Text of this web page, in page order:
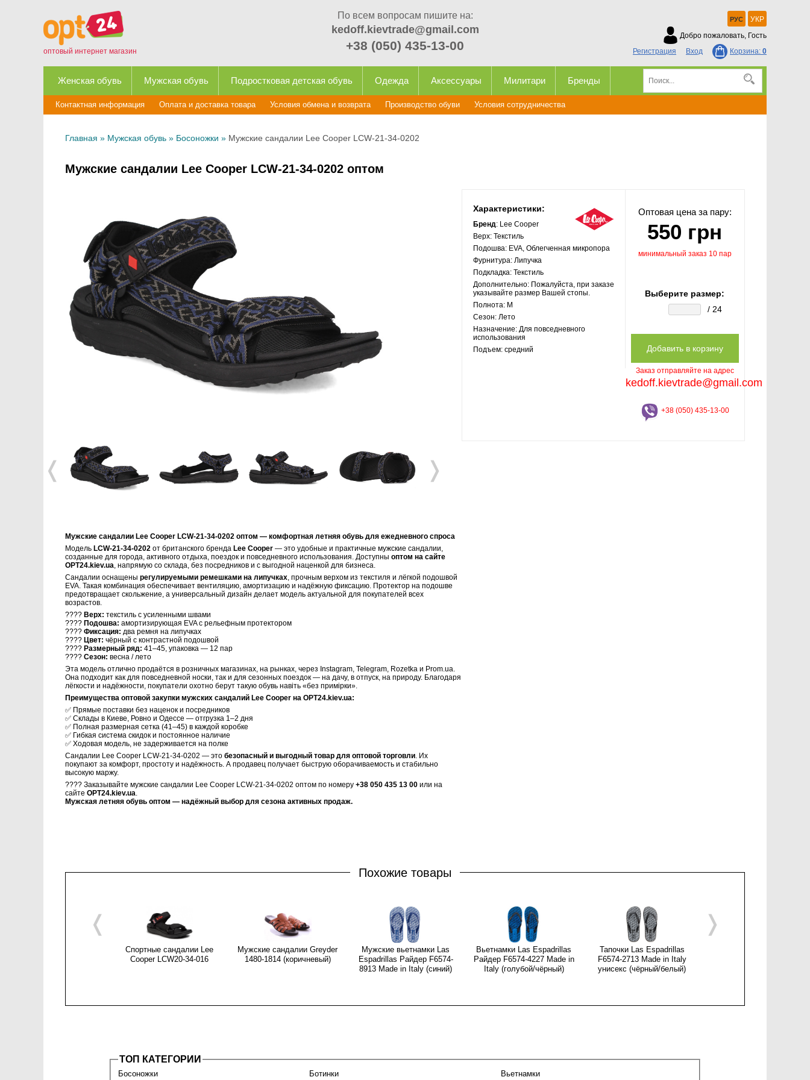
оптовый интернет магазин
По всем вопросам пишите на:
kedoff.kievtrade@gmail.com
+38 (050) 435-13-00
РУС
УКР
Добро пожаловать, Гость
Регистрация
Вход Корзина: 0
Женская обувь Мужская обувь Подростковая детская обувь Одежда Аксессуары Милитари Бренды
Контактная информация Оплата и доставка товара Условия обмена и возврата Производство обуви Условия сотрудничества
Главная » Мужская обувь » Босоножки » Мужские сандалии Lee Cooper LCW-21-34-0202
Мужские сандалии Lee Cooper LCW-21-34-0202 оптом
❬ ❭
Мужские сандалии Lee Cooper LCW-21-34-0202 оптом — комфортная летняя обувь для ежедневного спроса
Модель LCW-21-34-0202 от британского бренда Lee Cooper — это удобные и практичные мужские сандалии,
созданные для города, активного отдыха, поездок и повседневного использования. Доступны оптом на сайте
OPT24.kiev.ua , напрямую со склада, без посредников и с выгодной наценкой для бизнеса.
Сандалии оснащены регулируемыми ремешками на липучках , прочным верхом из текстиля и лёгкой подошвой
EVA. Такая комбинация обеспечивает вентиляцию, амортизацию и надёжную фиксацию. Протектор на подошве
предотвращает скольжение, а универсальный дизайн делает модель актуальной для покупателей всех
возрастов.
???? Верх: текстиль с усиленными швами
???? Подошва: амортизирующая EVA с рельефным протектором
???? Фиксация: два ремня на липучках
???? Цвет: чёрный с контрастной подошвой
???? Размерный ряд: 41–45, упаковка — 12 пар
???? Сезон: весна / лето
Эта модель отлично продаётся в розничных магазинах, на рынках, через Instagram, Telegram, Rozetka и Prom.ua.
Она подходит как для повседневной носки, так и для сезонных поездок — на дачу, в отпуск, на природу. Благодаря
лёгкости и надёжности, покупатели охотно берут такую обувь навіть «без примірки».
Преимущества оптовой закупки мужских сандалий Lee Cooper на OPT24.kiev.ua:
✅ Прямые поставки без наценок и посредников
✅ Склады в Киеве, Ровно и Одессе — отгрузка 1–2 дня
✅ Полная размерная сетка (41–45) в каждой коробке
✅ Гибкая система скидок и постоянное наличие
✅ Ходовая модель, не задерживается на полке
Сандалии Lee Cooper LCW-21-34-0202 — это безопасный и выгодный товар для оптовой торговли . Их
покупают за комфорт, простоту и надёжность. А продавец получает быструю оборачиваемость и стабильно
высокую маржу.
???? Заказывайте мужские сандалии Lee Cooper LCW-21-34-0202 оптом по номеру +38 050 435 13 00 или на
сайте OPT24.kiev.ua
Мужская летняя обувь оптом — надёжный выбор для сезона активных продаж.
Характеристики:
Бренд: Lee Cooper
Верх: Текстиль
Подошва: EVA, Облегченная микропора
Фурнитура: Липучка
Подкладка: Текстиль
Дополнительно: Пожалуйста, при заказе
указывайте размер Вашей стопы.
Полнота: M
Сезон: Лето
Назначение: Для повседневного
использования
Подъем: средний
Оптовая цена за пару:
550 грн
минимальный заказ 10 пар
Выберите размер:
/ 24
Заказ отправляйте на адрес
kedoff.kievtrade@gmail.com
+38 (050) 435-13-00
Похожие товары
Спортные сандалии Lee
Cooper LCW20-34-016
Мужские сандалии Greyder
1480-1814 (коричневый)
Мужские вьетнамки Las
Espadrillas Райдер F6574-
8913 Made in Italy (синий)
Вьетнамки Las Espadrillas
Райдер F6574-4227 Made in
Italy (голубой/чёрный)
Тапочки Las Espadrillas
F6574-2713 Made in Italy
унисекс (чёрный/белый)
❬ ❭
ТОП КАТЕГОРИИ
Босоножки Ботинки Вьетнамки